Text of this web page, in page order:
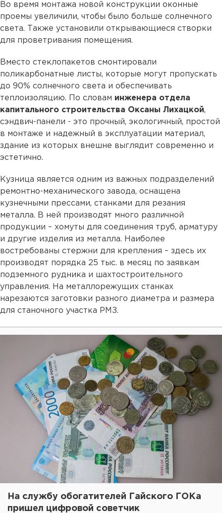
Во время монтажа новой конструкции оконные
проемы увеличили, чтобы было больше солнечного
света. Также установили открывающиеся створки
для проветривания помещения.
Вместо стеклопакетов смонтировали
поликарбонатные листы, которые могут пропускать
до 90% солнечного света и обеспечивать
теплоизоляцию. По словам инженера отдела
капитального строительства Оксаны Лихацкой,
сэндвич-панели - это прочный, экологичный, простой
в монтаже и надежный в эксплуатации материал,
здание из которых внешне выглядит современно и
эстетично.
Кузница является одним из важных подразделений
ремонтно-механического завода, оснащена
кузнечными прессами, станками для резания
металла. В ней производят много различной
продукции – хомуты для соединения труб, арматуру
и другие изделия из металла. Наиболее
востребованы стержни для крепления – здесь их
производят порядка 25 тыс. в месяц по заявкам
подземного рудника и шахтостроительного
управления. На металлорежущих станках
нарезаются заготовки разного диаметра и размера
для станочного участка РМЗ.
На службу обогатителей Гайского ГОКа
пришел цифровой советчик